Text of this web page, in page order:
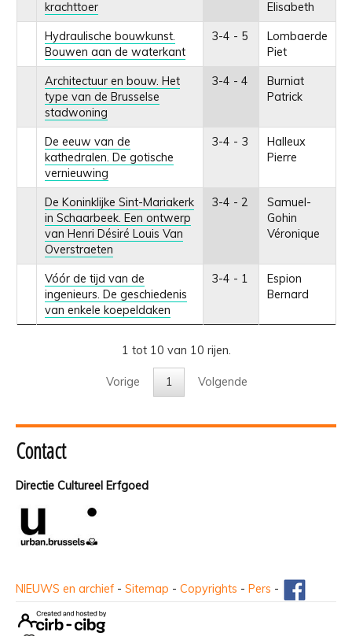
krachttoer
Elisabeth
Hydraulische bouwkunst.
Bouwen aan de waterkant
3-4 - 5
Lombaerde
Piet
Architectuur en bouw. Het
type van de Brusselse
stadwoning
3-4 - 4
Burniat
Patrick
De eeuw van de
kathedralen. De gotische
vernieuwing
3-4 - 3
Halleux
Pierre
De Koninklijke Sint-Mariakerk
in Schaarbeek. Een ontwerp
van Henri Désiré Louis Van
Overstraeten
3-4 - 2
Samuel-
Gohin
Véronique
Vóór de tijd van de
ingenieurs. De geschiedenis
van enkele koepeldaken
3-4 - 1
Espion
Bernard
1 tot 10 van 10 rijen.
Vorige 1 Volgende
Contact
Directie Cultureel Erfgoed
NIEUWS en archief - Sitemap - Copyrights - Pers -